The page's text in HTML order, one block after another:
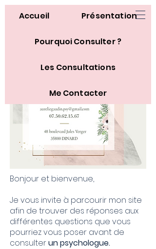
Accueil Présentation
Pourquoi Consulter ?
Les Consultations
Me Contacter
Bonjour et bienvenue,
Je vous invite à parcourir mon site
afin de trouver des réponses aux
différentes questions que vous
pourriez vous poser avant de
consulterun psychologue.